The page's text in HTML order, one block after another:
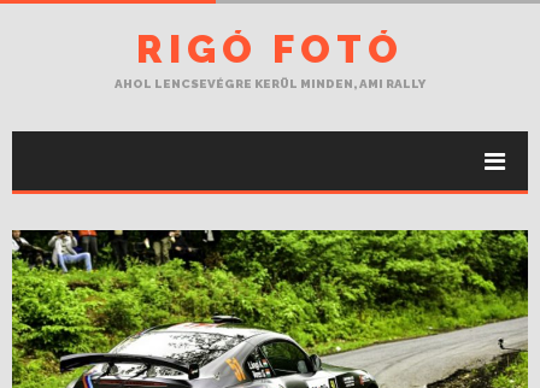
RIGÓ FOTÓ
AHOL LENCSEVÉGRE KERÜL MINDEN, AMI RALLY